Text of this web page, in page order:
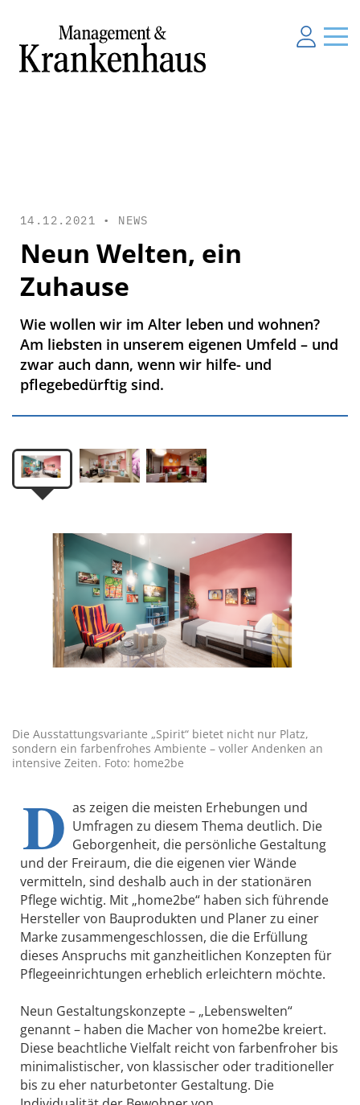
14.12.2021 • NEWS
Neun Welten, ein
Zuhause
Wie wollen wir im Alter leben und wohnen?
Am liebsten in unserem eigenen Umfeld – und
zwar auch dann, wenn wir hilfe- und
pflegebedürftig sind.
Die Ausstattungsvariante „Spirit“ bietet nicht nur Platz,
sondern ein farbenfrohes Ambiente – voller Andenken an
intensive Zeiten. Foto: home2be
D as zeigen die meisten Erhebungen und
Umfragen zu diesem Thema deutlich. Die
Geborgenheit, die persönliche Gestaltung
und der Freiraum, die die eigenen vier Wände
vermitteln, sind deshalb auch in der stationären
Pflege wichtig. Mit „home2be“ haben sich führende
Hersteller von Bauprodukten und Planer zu einer
Marke zusammengeschlossen, die die Erfüllung
dieses Anspruchs mit ganzheitlichen Konzepten für
Pflegeeinrichtungen erheblich erleichtern möchte.
Neun Gestaltungskonzepte – „Lebenswelten“
genannt – haben die Macher von home2be kreiert.
Diese beachtliche Vielfalt reicht von farbenfroher bis
minimalistischer, von klassischer oder traditioneller
bis zu eher naturbetonter Gestaltung. Die